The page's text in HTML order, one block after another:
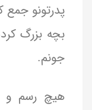
پدرتونو جمع
بچه بزرگ
جونم.
هیچ رسم و